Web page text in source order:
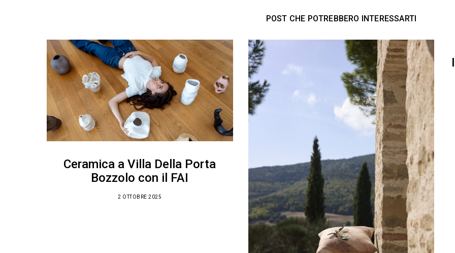
POST CHE POTREBBERO INTERESSARTI
Ceramica a Villa Della Porta
Bozzolo con il FAI
2 OTTOBRE 2025